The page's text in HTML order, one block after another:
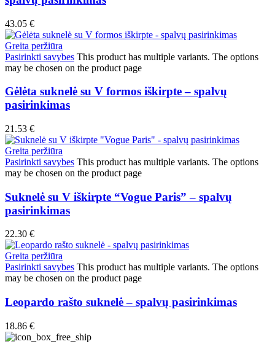
43.05 €
Greita peržiūra
Pasirinkti savybes This product has multiple variants. The options
may be chosen on the product page
Gėlėta suknelė su V formos iškirpte – spalvų
pasirinkimas
21.53 €
Greita peržiūra
Pasirinkti savybes This product has multiple variants. The options
may be chosen on the product page
Suknelė su V iškirpte “Vogue Paris” – spalvų
pasirinkimas
22.30 €
Greita peržiūra
Pasirinkti savybes This product has multiple variants. The options
may be chosen on the product page
Leopardo rašto suknelė – spalvų pasirinkimas
18.86 €